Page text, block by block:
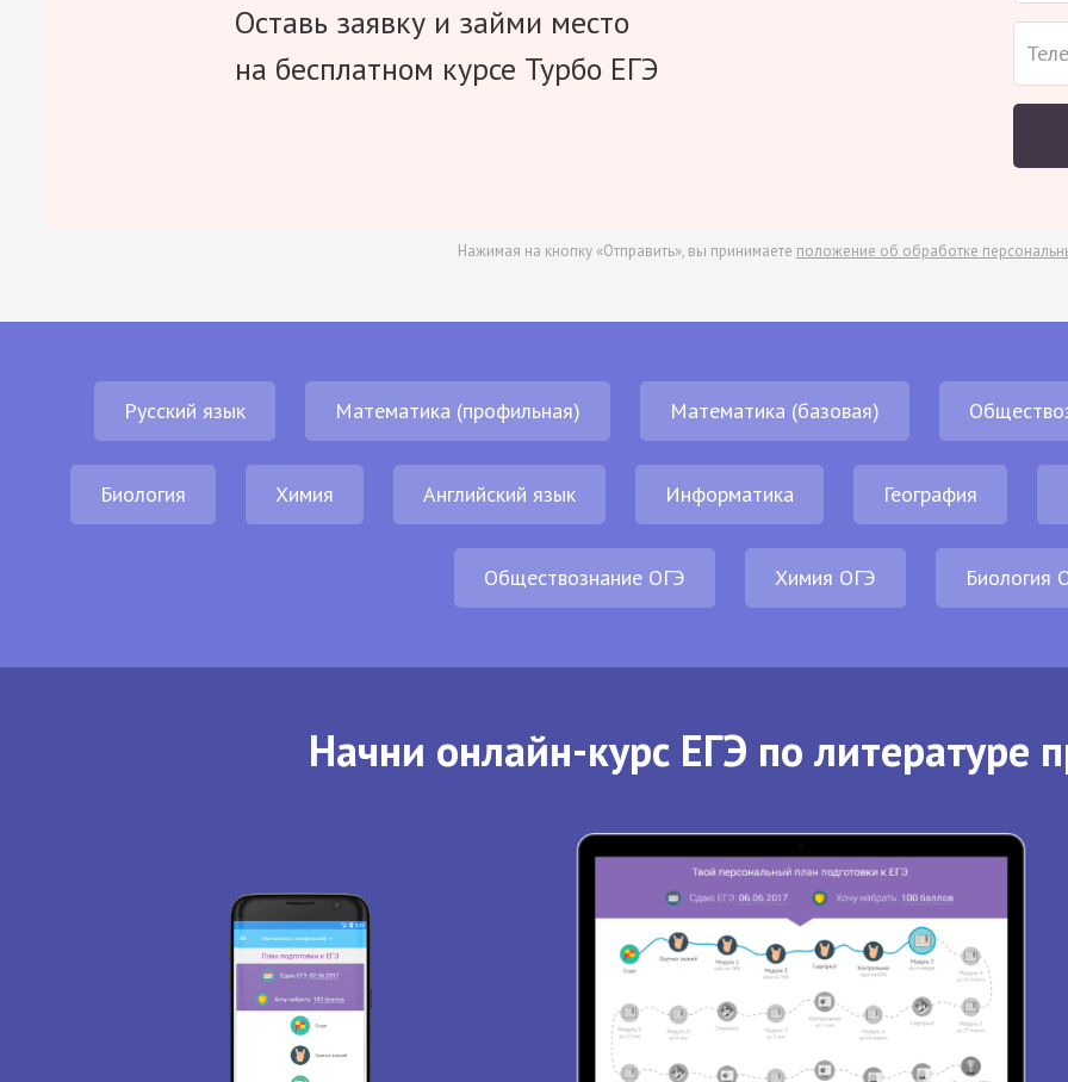
Оставь заявку и займи место
на бесплатном курсе Турбо ЕГЭ
Нажимая на кнопку «Отправить», вы принимаете положение об обработке
Русский язык Математика (профильная) Математика (базовая)
Биология Химия Английский язык Информатика География
Обществознание ОГЭ Химия ОГЭ Биология
Начни онлайн-курс ЕГЭ по литературе